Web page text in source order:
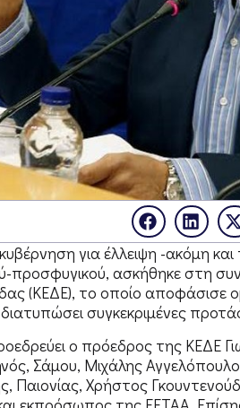
για έλλειψη -ακόμη
προσφυγικού, ασκήθηκε στη
(ΚΕΔΕ), το οποίο αποφάσισε
συγκεκριμένες
ο πρόεδρος της ΚΕΔΕ
Σάμου, Μιχάλης
Παιονίας, Χρήστος